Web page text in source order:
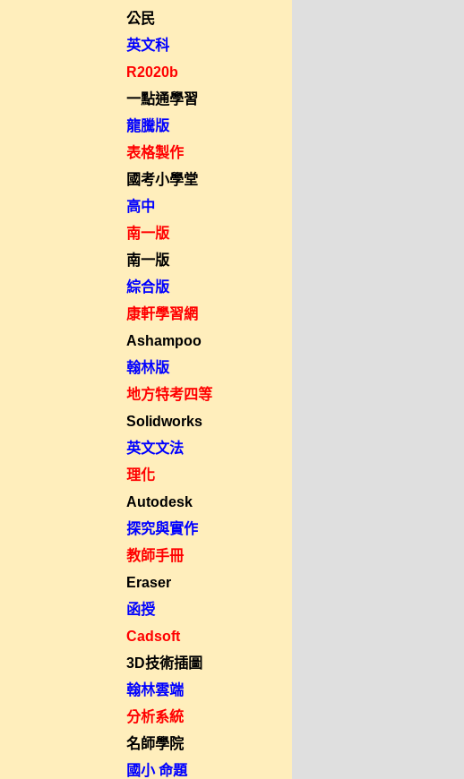
公民
英文科
R2020b
一點通學習
龍騰版
表格製作
國考小學堂
高中
南一版
南一版
綜合版
康軒學習網
Ashampoo
翰林版
地方特考四等
Solidworks
英文文法
理化
Autodesk
探究與實作
教師手冊
Eraser
函授
Cadsoft
3D技術插圖
翰林雲端
分析系統
名師學院
國小 命題